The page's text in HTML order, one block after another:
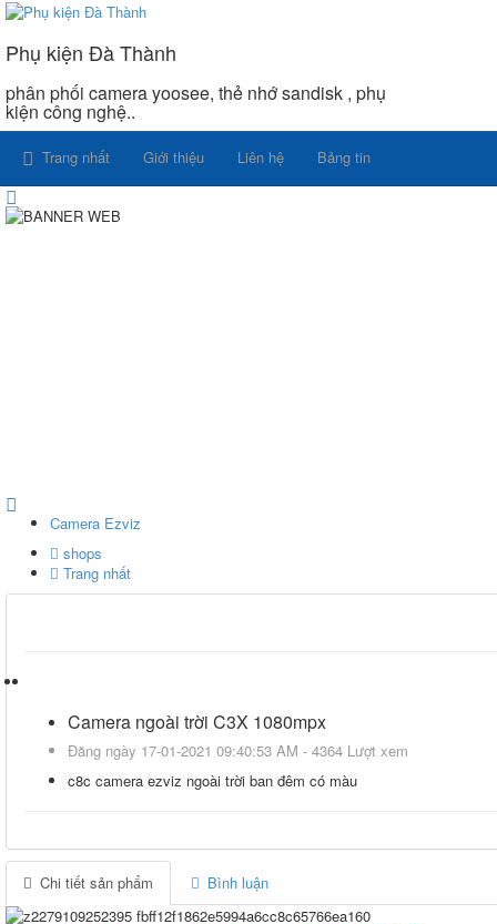
Phụ kiện Đà Thành
phân phối camera yoosee, thẻ nhớ sandisk , phụ
kiện công nghệ..
Trang nhất Giới thiệu Liên hệ Bảng tin
Camera Ezviz
shops
Trang nhất
Camera ngoài trời C3X 1080mpx
Đăng ngày 17-01-2021 09:40:53 AM - 4364 Lượt xem
c8c camera ezviz ngoài trời ban đêm có màu
Chi tiết sản phẩm Bình luận